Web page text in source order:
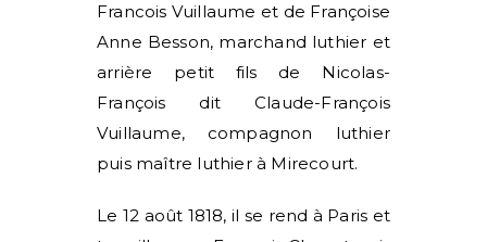
Francois Vuillaume et de Françoise
Anne Besson, marchand luthier et
arrière petit fils de Nicolas-
François dit Claude-François
Vuillaume, compagnon luthier
puis maître luthier à Mirecourt.
Le 12 août 1818, il se rend à Paris et